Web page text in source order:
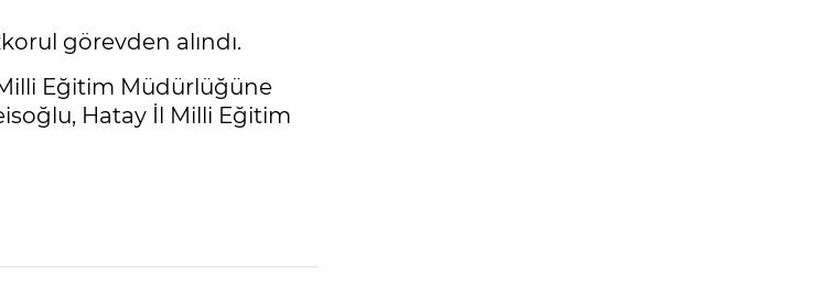
görevden alındı.
Milli Eğitim Müdürlüğüne
Hatay İl Milli Eğitim